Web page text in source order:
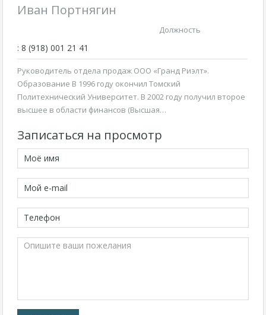
Иван Портнягин
: 8 (918) 001 21 41
Должность
Руководитель отдела продаж ООО «Гранд Риэлт».
Образование В 1996 году окончил Томский
Политехнический Университет. В 2002 году получил второе
высшее в области финансов (Высшая…
Записаться на просмотр